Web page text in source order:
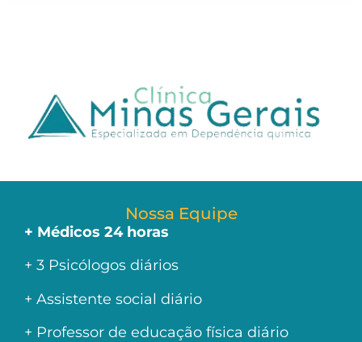
Nossa Equipe
+ Médicos 24 horas
+ 3 Psicólogos diários
+ Assistente social diário
+ Professor de educação física diário